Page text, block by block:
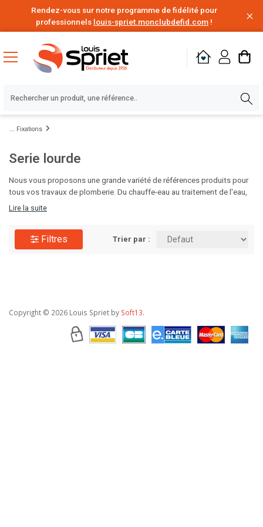
Rendez-vous sur notre programme de fidélité pour
professionnels louis-spriet.monclubdefid.com !
Fixations
Serie lourde
Nous vous proposons une grande variété de références produits pour
tous vos travaux de plomberie. Du chauffe-eau au traitement de l'eau,
en passant par le poste à souder, les solutions d'étanchéité,
construction. Des milliers de produits de plomberie de grandes
marques disponibles au meilleur prix, à portée de clic. C'est le moment
Lire la suite
Filtres Trier par :
Copyright © 2026 Louis Spriet by Soft13.